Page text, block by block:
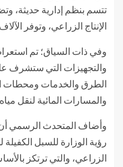
تتسم بنظم إدارية حديثة،
الإنتاج الزراعي، وتوفر
وفي ذات السياق؛ تم
والتجهيزات التي ستشرف على
الطرق والخدمات ومحطات
والمسارات المائية لنقل
وأضاف المتحدث الرسمي
رؤية الوزارة للسبل
الزراعي، والتي ترتكز